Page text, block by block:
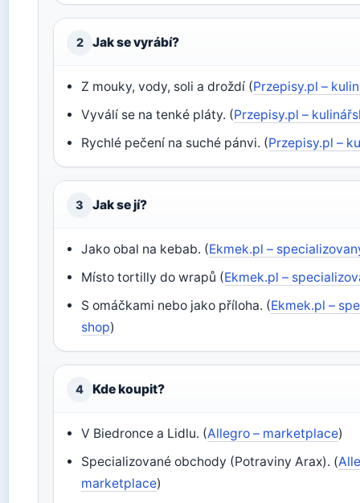
2 Jak se vyrábí?
Z mouky, vody, soli a droždí (Przepisy.pl –
Vyválí se na tenké pláty. (Przepisy.pl –
Rychlé pečení na suché pánvi. (Przepisy.pl –
3 Jak se jí?
Jako obal na kebab. (Ekmek.pl –
Místo tortilly do wrapů (Ekmek.pl –
S omáčkami nebo jako příloha. (Ekmek.pl –
shop)
4 Kde koupit?
V Biedronce a Lidlu. (Allegro – marketplace)
Specializované obchody (Potraviny Arax). (
marketplace)